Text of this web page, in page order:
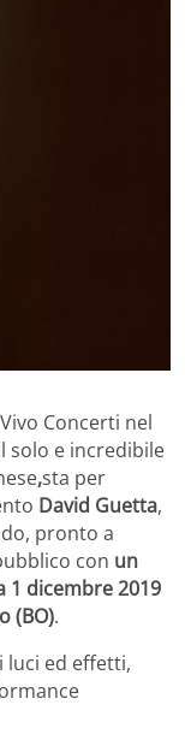
Concerti nel
solo e incredibile
,sta per
David Guetta,
pronto a
con un
dicembre 2019
(BO).
luci ed effetti,